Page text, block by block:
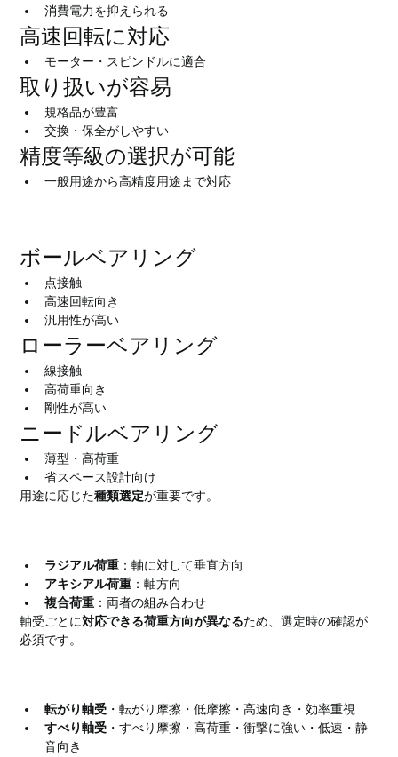
消費電力を抑えられる
高速回転に対応
モーター・スピンドルに適合
取り扱いが容易
規格品が豊富
交換・保全がしやすい
精度等級の選択が可能
一般用途から高精度用途まで対応
ボールベアリング
点接触
高速回転向き
汎用性が高い
ローラーベアリング
線接触
高荷重向き
剛性が高い
ニードルベアリング
薄型・高荷重
省スペース設計向け
用途に応じた種類選定が重要です。
ラジアル荷重 ：軸に対して垂直方向
アキシアル荷重 ：軸方向
複合荷重 ：両者の組み合わせ
軸受ごとに対応できる荷重方向が異なるため、選定時の確認が
必須です。
転がり軸受 ・転がり摩擦・低摩擦・高速向き・効率重視
すべり軸受 ・すべり摩擦・高荷重・衝撃に強い・低速・静
音向き